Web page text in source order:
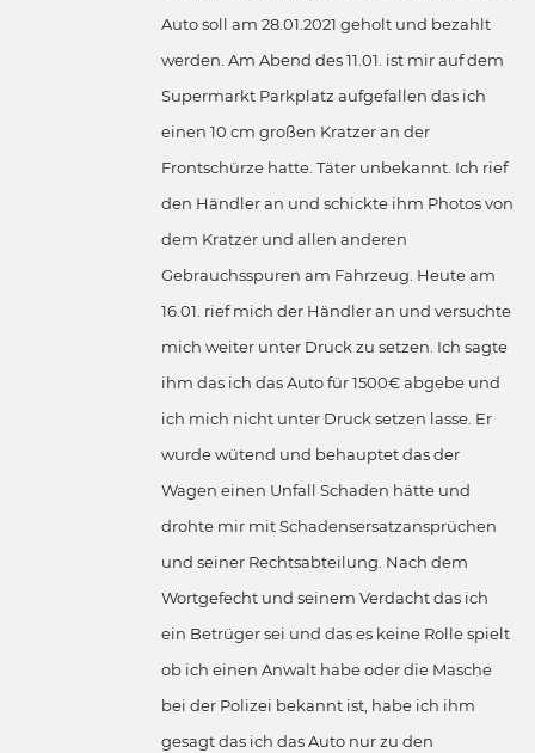
Auto soll am 28.01.2021 geholt und bezahlt
werden. Am Abend des 11.01. ist mir auf dem
Supermarkt Parkplatz aufgefallen das ich
einen 10 cm großen Kratzer an der
Frontschürze hatte. Täter unbekannt. Ich rief
den Händler an und schickte ihm Photos von
dem Kratzer und allen anderen
Gebrauchsspuren am Fahrzeug. Heute am
16.01. rief mich der Händler an und versuchte
mich weiter unter Druck zu setzen. Ich sagte
ihm das ich das Auto für 1500€ abgebe und
ich mich nicht unter Druck setzen lasse. Er
wurde wütend und behauptet das der
Wagen einen Unfall Schaden hätte und
drohte mir mit Schadensersatzansprüchen
und seiner Rechtsabteilung. Nach dem
Wortgefecht und seinem Verdacht das ich
ein Betrüger sei und das es keine Rolle spielt
ob ich einen Anwalt habe oder die Masche
bei der Polizei bekannt ist, habe ich ihm
gesagt das ich das Auto nur zu den